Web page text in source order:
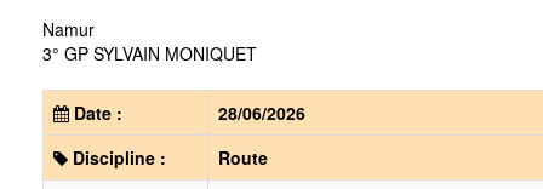
Namur
3° GP SYLVAIN MONIQUET
Date :
28/06/2026
Discipline :
Route